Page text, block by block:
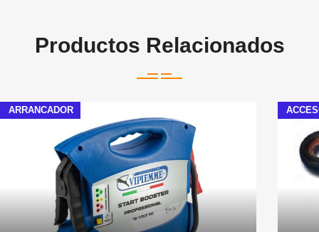
Productos Relacionados
ARRANCADOR